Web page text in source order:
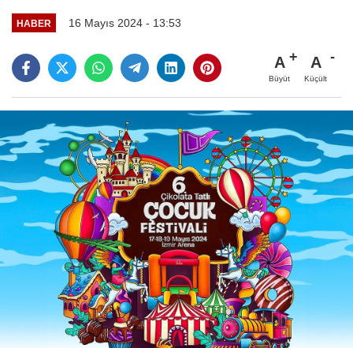
HABER 16 Mayıs 2024 - 13:53
A
Büyüt
A
Küçült